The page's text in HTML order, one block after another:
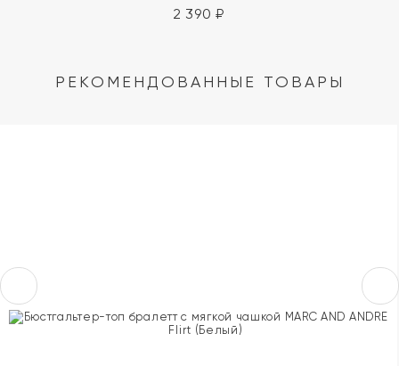
2 390 ₽
РЕКОМЕНДОВАННЫЕ ТОВАРЫ